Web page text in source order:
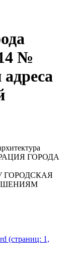
№
ГОРОДА
ГОРОДСКАЯ
(страниц: 1,